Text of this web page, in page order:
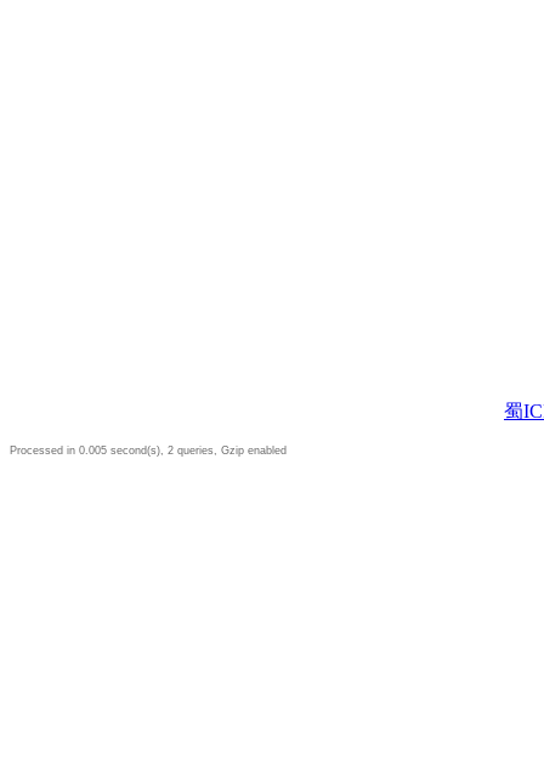
蜀
Processed in 0.005 second(s), 2 queries, Gzip enabled